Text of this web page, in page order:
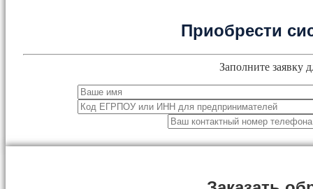
Приобрести
Заполните заявку